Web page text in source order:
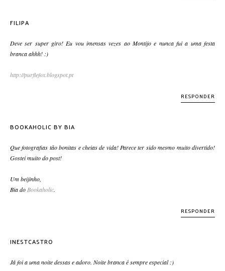
FILIPA
Deve ser super giro! Eu vou imensas vezes ao Montijo e nunca fui a uma festa
branca ahhh! :)
http://purflefox.blogspot.pt
RESPONDER
BOOKAHOLIC BY BIA
Que fotografias tão bonitas e cheias de vida! Parece ter sido mesmo muito divertido!
Gostei muito do post!
Um beijinho,
Bia do Bookaholic.
RESPONDER
INESTCASTRO
Já foi a uma noite dessas e adoro. Noite branca é sempre especial :)